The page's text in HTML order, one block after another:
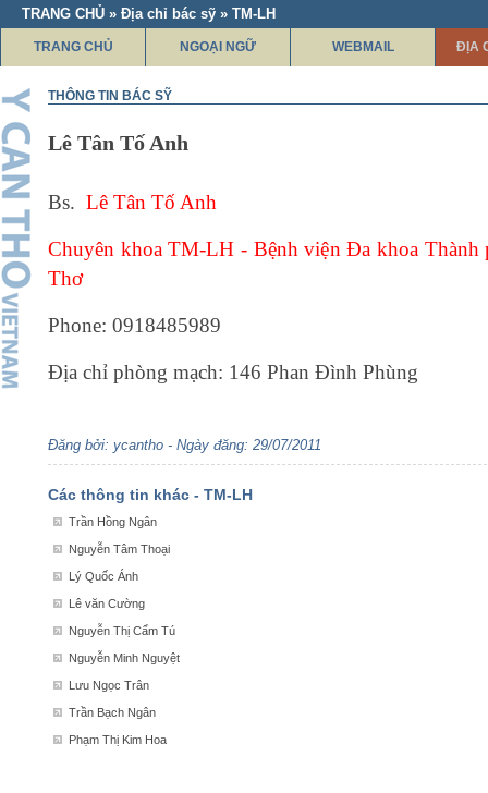
TRANG CHỦ » Địa chỉ bác sỹ » TM-LH
TRANG CHỦ NGOẠI NGỮ WEBMAIL ĐỊA
THÔNG TIN BÁC SỸ
Lê Tân Tố Anh
Bs. Lê Tân Tố Anh
Chuyên khoa TM-LH - Bệnh viện Đa khoa Thành
Thơ
Phone: 0918485989
Địa chỉ phòng mạch: 146 Phan Đình Phùng
Đăng bởi: ycantho - Ngày đăng: 29/07/2011
Các thông tin khác - TM-LH
Trần Hồng Ngân
Nguyễn Tâm Thoại
Lý Quốc Ánh
Lê văn Cường
Nguyễn Thị Cẩm Tú
Nguyễn Minh Nguyệt
Lưu Ngọc Trân
Trần Bạch Ngân
Phạm Thị Kim Hoa